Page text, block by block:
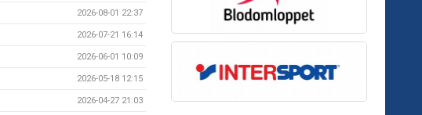
2026-08-01 22:37
2026-07-21 16:14
2026-06-01 10:09
2026-05-18 12:15
2026-04-27 21:03